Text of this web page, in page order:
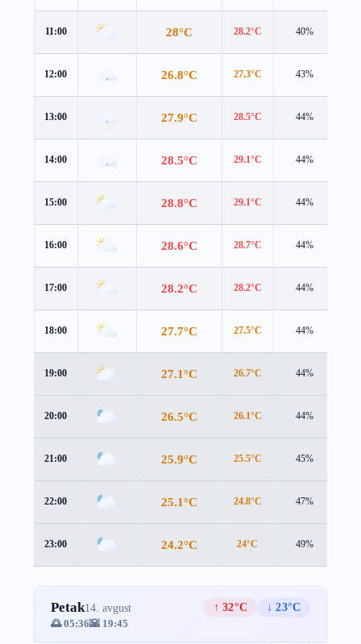
11:00 28°C 28.2°C 40%
12:00 26.8°C 27.3°C 43%
13:00 27.9°C 28.5°C 44%
14:00 28.5°C 29.1°C 44%
15:00 28.8°C 29.1°C 44%
16:00 28.6°C 28.7°C 44%
17:00 28.2°C 28.2°C 44%
18:00 27.7°C 27.5°C 44%
19:00 27.1°C 26.7°C 44%
20:00 26.5°C 26.1°C 44%
21:00 25.9°C 25.5°C 45%
22:00 25.1°C 24.8°C 47%
23:00 24.2°C 24°C 49%
Petak14. avgust ↑ 32°C
↓ 23°C
🌅 05:36🌇 19:45